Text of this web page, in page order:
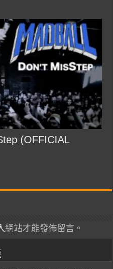
(OFFICIAL
網站才能發佈留言。